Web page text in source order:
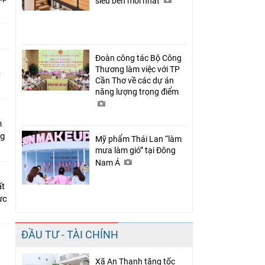
Đoàn công tác Bộ Công
Thương làm việc với TP
Cần Thơ về các dự án
năng lượng trọng điểm
Mỹ phẩm Thái Lan “làm
mưa làm gió” tại Đông
Nam Á
ĐẦU TƯ - TÀI CHÍNH
Xã An Thạnh tăng tốc